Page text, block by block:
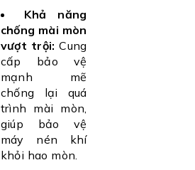
Khả năng
chống mài mòn
vượt trội: Cung
cấp bảo vệ
mạnh mẽ
chống lại quá
trình mài mòn,
giúp bảo vệ
máy nén khí
khỏi hao mòn.